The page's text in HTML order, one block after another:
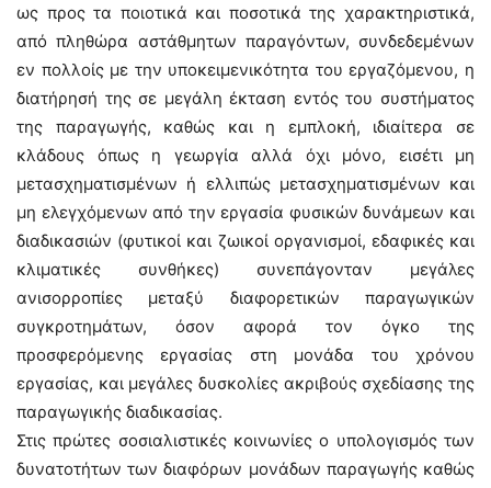
ως προς τα ποιοτικά και ποσοτικά της χαρακτηριστικά,
από πληθώρα αστάθμητων παραγόντων, συνδεδεμένων
εν πολλοίς με την υποκειμενικότητα του εργαζόμενου, η
διατήρησή της σε μεγάλη έκταση εντός του συστήματος
της παραγωγής, καθώς και η εμπλοκή, ιδιαίτερα σε
κλάδους όπως η γεωργία αλλά όχι μόνο, εισέτι μη
μετασχηματισμένων ή ελλιπώς μετασχηματισμένων και
μη ελεγχόμενων από την εργασία φυσικών δυνάμεων και
διαδικασιών (φυτικοί και ζωικοί οργανισμοί, εδαφικές και
κλιματικές συνθήκες) συνεπάγονταν μεγάλες
ανισορροπίες μεταξύ διαφορετικών παραγωγικών
συγκροτημάτων, όσον αφορά τον όγκο της
προσφερόμενης εργασίας στη μονάδα του χρόνου
εργασίας, και μεγάλες δυσκολίες ακριβούς σχεδίασης της
παραγωγικής διαδικασίας.
Στις πρώτες σοσιαλιστικές κοινωνίες ο υπολογισμός των
δυνατοτήτων των διαφόρων μονάδων παραγωγής καθώς